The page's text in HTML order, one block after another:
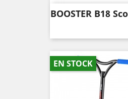
BOOSTER B18
EN STOCK